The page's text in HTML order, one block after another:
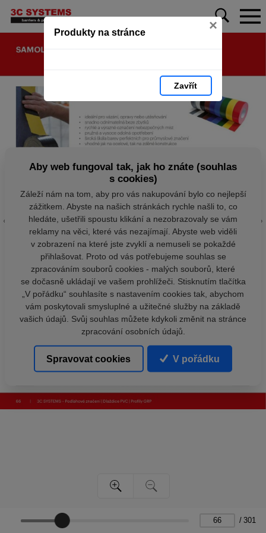
Produkty na stránce ×
Zavřít
/ 301
Aby web fungoval tak, jak ho znáte (souhlas
s cookies)
Záleží nám na tom, aby pro vás nakupování bylo co nejlepší
zážitkem. Abyste na našich stránkách rychle našli to, co
hledáte, ušetřili spoustu klikání a nezobrazovaly se vám
reklamy na věci, které vás nezajímají. Abyste web viděli
v zobrazení na které jste zvyklí a nemuseli se pokaždé
přihlašovat. Proto od vás potřebujeme souhlas se
zpracováním souborů cookies - malých souborů, které
se dočasně ukládají ve vašem prohlížeči. Stisknutím tlačítka
„V pořádku“ souhlasíte s nastavením cookies tak, abychom
vám poskytovali smysluplné a užitečné služby na základě
vašich údajů. Svůj souhlas můžete kdykoli změnit na stránce
zpracování osobních údajů.
Spravovat cookies V pořádku